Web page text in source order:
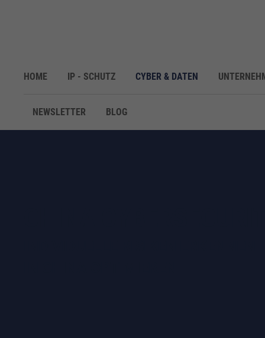
HOME IP - SCHUTZ CYBER & DATEN
NEWSLETTER BLOG